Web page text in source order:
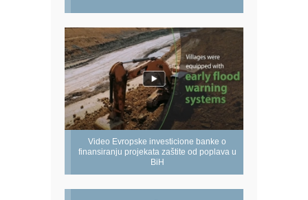
Video Evropske investicione banke o
finansiranju projekata zaštite od poplava u
BiH